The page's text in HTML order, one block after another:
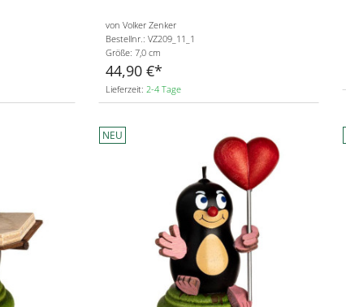
von Volker Zenker
Bestellnr.: VZ209_11_1
Größe: 7,0 cm
44,90 €
Lieferzeit: 2-4 Tage
NEU